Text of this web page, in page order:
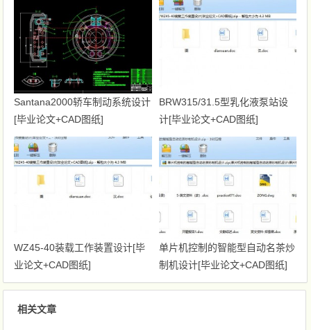
Santana2000轿车制动系统设计
[毕业论文+CAD图纸]
BRW315/31.5型乳化液泵站设
计[毕业论文+CAD图纸]
WZ45-40装载工作装置设计[毕
业论文+CAD图纸]
单片机控制的智能型自动名茶炒
制机设计[毕业论文+CAD图纸]
相关文章